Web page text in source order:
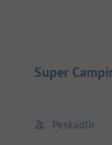
Super
Peskad0r